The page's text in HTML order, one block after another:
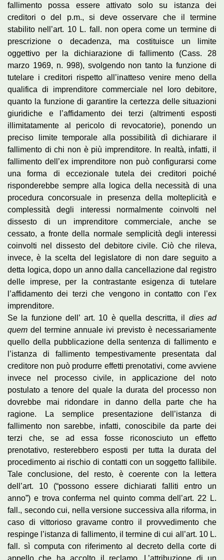
fallimento possa essere attivato solo su istanza dei
creditori o del p.m., si deve osservare che il termine
stabilito nell’art. 10 L. fall. non opera come un termine di
prescrizione o decadenza, ma costituisce un limite
oggettivo per la dichiarazione di fallimento (Cass. 28
marzo 1969, n. 998), svolgendo non tanto la funzione di
tutelare i creditori rispetto all’inatteso venire meno della
qualifica di imprenditore commerciale nel loro debitore,
quanto la funzione di garantire la certezza delle situazioni
giuridiche e l’affidamento dei terzi (altrimenti esposti
illimitatamente al pericolo di revocatorie), ponendo un
preciso limite temporale alla possibilità dì dichiarare il
fallimento di chi non è più imprenditore. In realtà, infatti, il
fallimento dell’ex imprenditore non può configurarsi come
una forma di eccezionale tutela dei creditori poiché
risponderebbe sempre alla logica della necessità di una
procedura concorsuale in presenza della molteplicità e
complessità degli interessi normalmente coinvolti nel
dissesto di un imprenditore commerciale, anche se
cessato, a fronte della normale semplicità degli interessi
coinvolti nel dissesto del debitore civile. Ciò che rileva,
invece, è la scelta del legislatore di non dare seguito a
detta logica, dopo un anno dalla cancellazione dal registro
delle imprese, per la contrastante esigenza di tutelare
l’affidamento dei terzi che vengono in contatto con l’ex
imprenditore.
Se la funzione dell’ art. 10 è quella descritta, il dies ad
quem del termine annuale ivi previsto è necessariamente
quello della pubblicazione della sentenza di fallimento e
l’istanza di fallimento tempestivamente presentata dal
creditore non può produrre effetti prenotativi, come avviene
invece nel processo civile, in applicazione del noto
postulato a tenore del quale la durata del processo non
dovrebbe mai ridondare in danno della parte che ha
ragione. La semplice presentazione dell’istanza di
fallimento non sarebbe, infatti, conoscibile da parte dei
terzi che, se ad essa fosse riconosciuto un effetto
prenotativo, resterebbero esposti per tutta la durata del
procedimento ai rischio di contatti con un soggetto fallibile.
Tale conclusione, del resto, è coerente con la lettera
dell’art. 10 (“possono essere dichiarati falliti entro un
anno”) e trova conferma nel quinto comma dell’art. 22 L.
fall., secondo cui, nella versione successiva alla riforma, in
caso di vittorioso gravame contro il provvedimento che
respinge l’istanza di fallimento, il termine di cui all’art. 10 L.
fall. sì computa con riferimento al decreto della corte di
appello che ha accolto il reclamo. L’attribuzione di un